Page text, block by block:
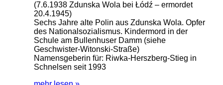
(7.6.1938 Zdunska Wola bei Łódź – ermordet
20.4.1945)
Sechs Jahre alte Polin aus Zdunska Wola. Opfer
des Nationalsozialismus. Kindermord in der
Schule am Bullenhuser Damm (siehe
Geschwister-Witonski-Straße)
Namensgeberin für: Riwka-Herszberg-Stieg in
Schnelsen seit 1993